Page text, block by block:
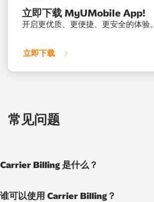
立即下载 MyUMobile App!
开启更优质、更便捷、更安全的体验。
立即下载
常见问题
Carrier Billing 是什么？
谁可以使用 Carrier Billing？